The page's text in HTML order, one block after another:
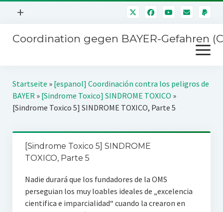
Menü
+
Mitmachen
Über uns
Kontakt
Impressum
Störfälle
Coordination gegen BAYER-Gefahren
Menü
öffnen
Kampagnen
BAYER-Hauptversammlungen
Jahrestagung
Startseite » [espanol] Coordinación contra los peligros de
BAYER» [Sindrome Toxico] SINDROME TOXICO »
[Sindrome Toxico 5] SINDROME TOXICO, Parte 5
[Sindrome Toxico 5] SINDROME
TOXICO, Parte 5
Nadie durará que los fundadores de la OMS
perseguian los muy loables ideales de „excelencia
cientifica e imparcialidad“ cuando la crearon en